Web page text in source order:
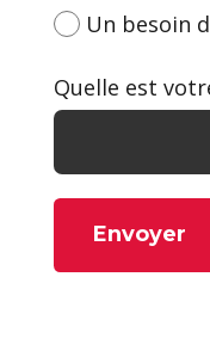
Un besoin
Quelle est
Envoyer